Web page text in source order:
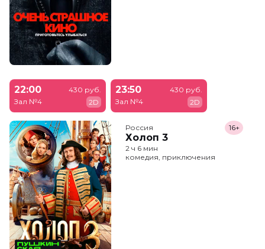
22:00
Зал №4
430 руб.
2D
23:50
Зал №4
430 руб.
2D
Россия
Холоп 3
16+
2 ч 6 мин
комедия, приключения